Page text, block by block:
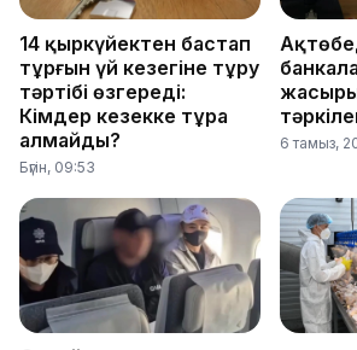
14 қыркүйектен бастап
тұрғын үй кезегіне тұру
тәртібі өзгереді:
Кімдер кезекке тұра
алмайды?
Бүгін, 09:53
6 тамыз,